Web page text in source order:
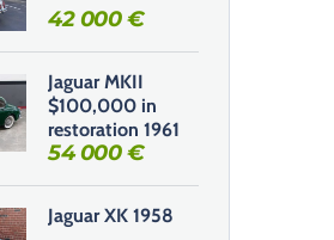
42 000€
Jaguar MKII
$100,000 in
restoration 1961
54 000€
Jaguar XK 1958